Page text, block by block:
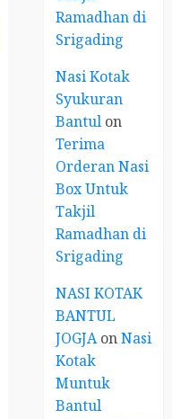
Ramadhan di
Srigading
Nasi Kotak
Syukuran
Bantul on
Terima
Orderan Nasi
Box Untuk
Takjil
Ramadhan di
Srigading
NASI KOTAK
BANTUL
JOGJAonNasi
Kotak
Muntuk
Bantul